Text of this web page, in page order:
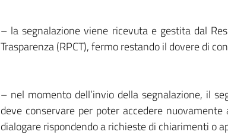
– la segnalazione viene ricevuta e gestita dal
Trasparenza (RPCT), fermo restando il dovere di
– nel momento dell’invio della segnalazione, il
deve conservare per poter accedere
dialogare rispondendo a richieste di chiarimenti o